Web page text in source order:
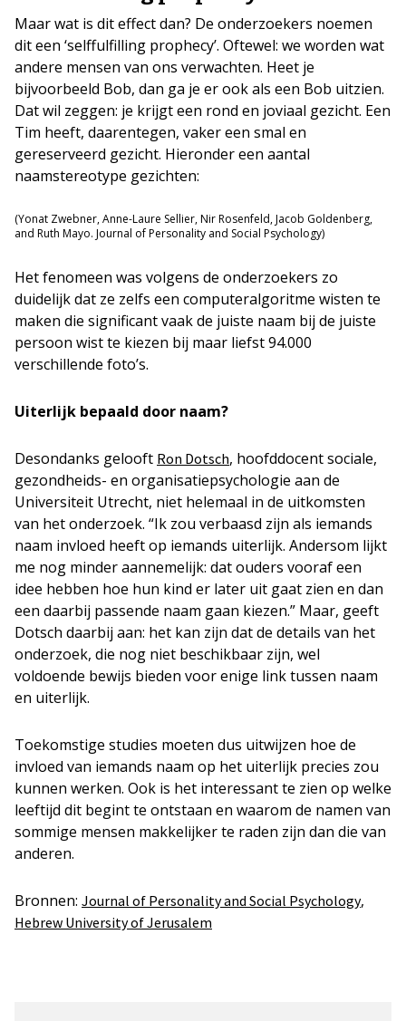
Maar wat is dit effect dan? De onderzoekers noemen
dit een ‘selffulfilling prophecy’. Oftewel: we worden wat
andere mensen van ons verwachten. Heet je
bijvoorbeeld Bob, dan ga je er ook als een Bob uitzien.
Dat wil zeggen: je krijgt een rond en joviaal gezicht. Een
Tim heeft, daarentegen, vaker een smal en
gereserveerd gezicht. Hieronder een aantal
naamstereotype gezichten:
(Yonat Zwebner, Anne-Laure Sellier, Nir Rosenfeld, Jacob Goldenberg,
and Ruth Mayo. Journal of Personality and Social Psychology)
Het fenomeen was volgens de onderzoekers zo
duidelijk dat ze zelfs een computeralgoritme wisten te
maken die significant vaak de juiste naam bij de juiste
persoon wist te kiezen bij maar liefst 94.000
verschillende foto’s.
Uiterlijk bepaald door naam?
Desondanks gelooft Ron Dotsch, hoofddocent sociale,
gezondheids- en organisatiepsychologie aan de
Universiteit Utrecht, niet helemaal in de uitkomsten
van het onderzoek. “Ik zou verbaasd zijn als iemands
naam invloed heeft op iemands uiterlijk. Andersom lijkt
me nog minder aannemelijk: dat ouders vooraf een
idee hebben hoe hun kind er later uit gaat zien en dan
een daarbij passende naam gaan kiezen.” Maar, geeft
Dotsch daarbij aan: het kan zijn dat de details van het
onderzoek, die nog niet beschikbaar zijn, wel
voldoende bewijs bieden voor enige link tussen naam
en uiterlijk.
Toekomstige studies moeten dus uitwijzen hoe de
invloed van iemands naam op het uiterlijk precies zou
kunnen werken. Ook is het interessant te zien op welke
leeftijd dit begint te ontstaan en waarom de namen van
sommige mensen makkelijker te raden zijn dan die van
anderen.
Bronnen: Journal of Personality and Social Psychology,
Hebrew University of Jerusalem